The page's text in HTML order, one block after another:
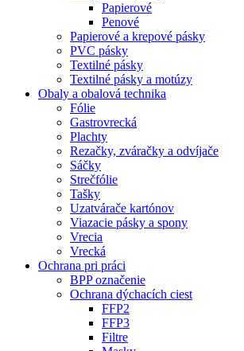
Papierové
Penové
Papierové a krepové pásky
PVC pásky
Textilné pásky
Textilné pásky a motúzy
Obaly a obalová technika
Fólie
Gastrovrecká
Plachty
Rezačky, zváračky a odvíjače
Sáčky
Strečfólie
Tašky
Uzatvárače kartónov
Viazacie pásky a spony
Vrecia
Vrecká
Ochrana pri práci
BPP označenie
Ochrana dýchacích ciest
FFP2
FFP3
Filtre